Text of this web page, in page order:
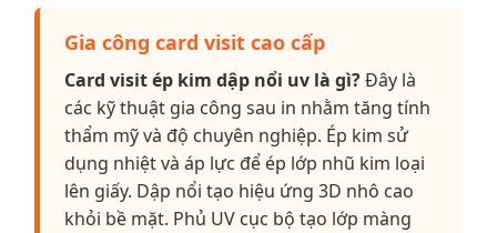
Gia công card visit cao cấp
Card visit ép kim dập nổi uv là gì?Đây là
các kỹ thuật gia công sau in nhằm tăng tính
thẩm mỹ và độ chuyên nghiệp. Ép kim sử
dụng nhiệt và áp lực để ép lớp nhũ kim loại
lên giấy. Dập nổi tạo hiệu ứng 3D nhô cao
khỏi bề mặt. Phủ UV cục bộ tạo lớp màng